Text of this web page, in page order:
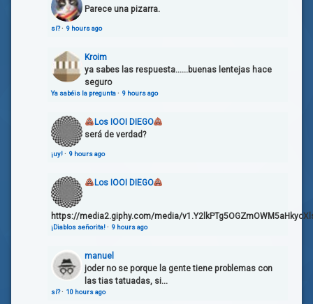
Parece una pizarra.
sí?· 9 hours ago
Kroim
ya sabes las respuesta......buenas lentejas hace
seguro
Ya sabéis la pregunta· 9 hours ago
Los IOOI DIEGO
será de verdad?
¡uy!· 9 hours ago
Los IOOI DIEGO
https://media2.giphy.com/media/
¡Diablos señorita!· 9 hours ago
manuel
joder no se porque la gente tiene problemas con
las tias tatuadas, si...
sí?· 10 hours ago